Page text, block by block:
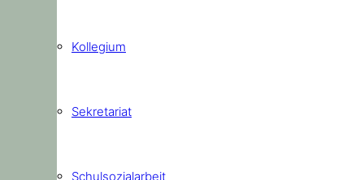
Kollegium
Sekretariat
Schulsozialarbeit